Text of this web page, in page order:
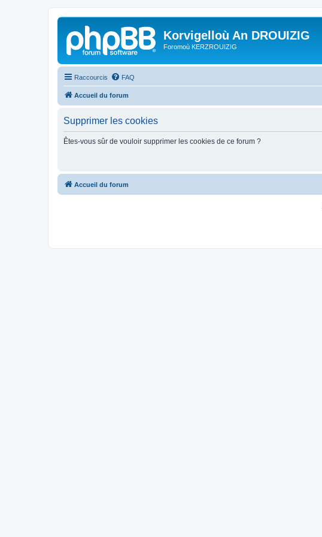
Korvigelloù An DROUIZIG
Foromoù KERZROUIZIG
Raccourcis FAQ
Accueil du forum
Supprimer les cookies
Êtes-vous sûr de vouloir supprimer les cookies de ce forum ?
Accueil du forum